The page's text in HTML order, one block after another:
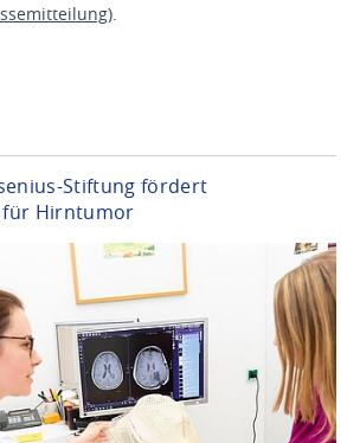
).
Stiftung fördert
Hirntumor